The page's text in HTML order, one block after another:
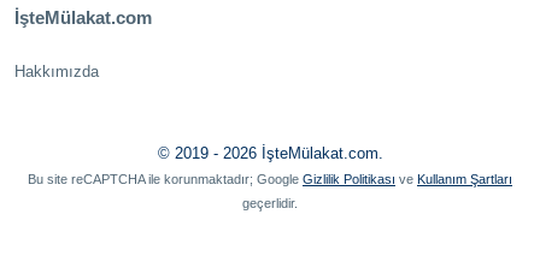
İşteMülakat.com
Hakkımızda
© 2019 - 2026 İşteMülakat.com.
Bu site reCAPTCHA ile korunmaktadır; Google Gizlilik Politikası ve Kullanım Şartları
geçerlidir.